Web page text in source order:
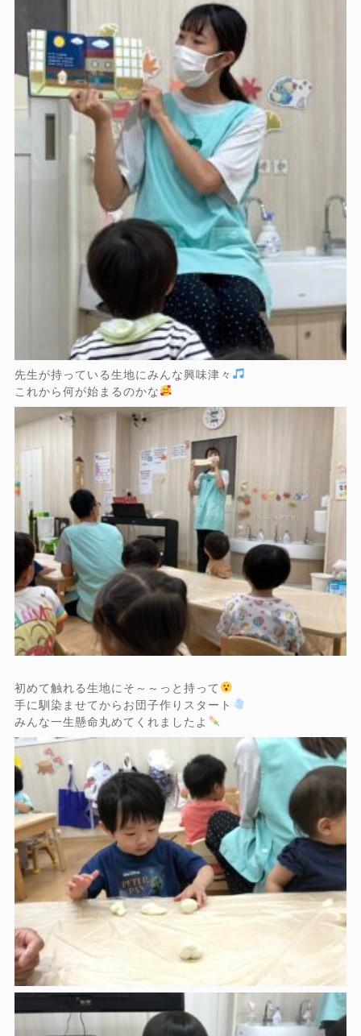
先生が持っている生地にみんな興味津々
これから何が始まるのかな
初めて触れる生地にそ～～っと持って
手に馴染ませてからお団子作りスタート
みんな一生懸命丸めてくれましたよ